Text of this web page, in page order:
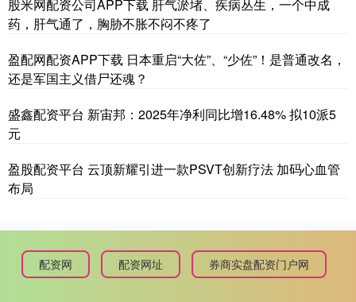
股米网配资公司APP下载 肝气淤堵、疾病丛生，一个中成
药，肝气通了，胸胁不胀不闷不疼了
盈配网配资APP下载 日本重启“大佐”、“少佐”！是普通改名，
还是军国主义借尸还魂？
盛鑫配资平台 新宙邦：2025年净利同比增16.48% 拟10派5
元
盈股配资平台 云顶新耀引进一款PSVT创新疗法 加码心血管
布局
配资网 配资网址 券商实盘配资门户网